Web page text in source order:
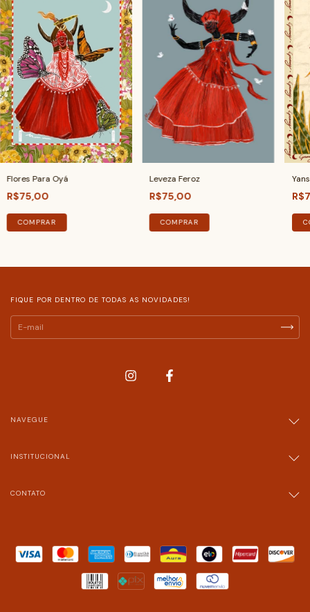
Flores Para Oyá
R$75,00
COMPRAR
Leveza Feroz
R$75,00
COMPRAR
FIQUE POR DENTRO DE TODAS AS NOVIDADES!
NAVEGUE
INSTITUCIONAL
CONTATO